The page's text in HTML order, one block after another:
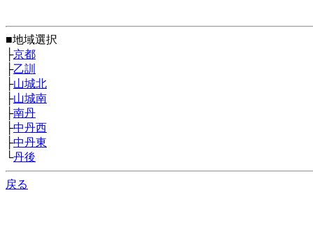
■地域選択
├京都
├乙訓
├山城北
├山城南
├南丹
├中丹西
├中丹東
└丹後
戻る